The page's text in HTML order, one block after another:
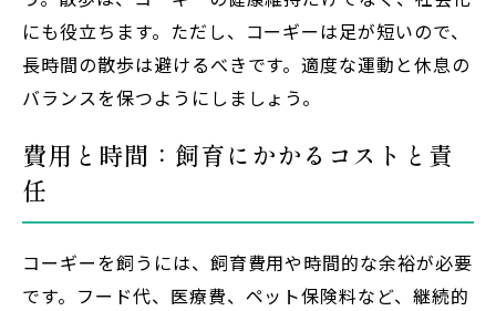
にも役立ちます。ただし、コーギーは足が短いので、
長時間の散歩は避けるべきです。適度な運動と休息の
バランスを保つようにしましょう。
費用と時間：飼育にかかるコストと責
任
コーギーを飼うには、飼育費用や時間的な余裕が必要
です。フード代、医療費、ペット保険料など、継続的